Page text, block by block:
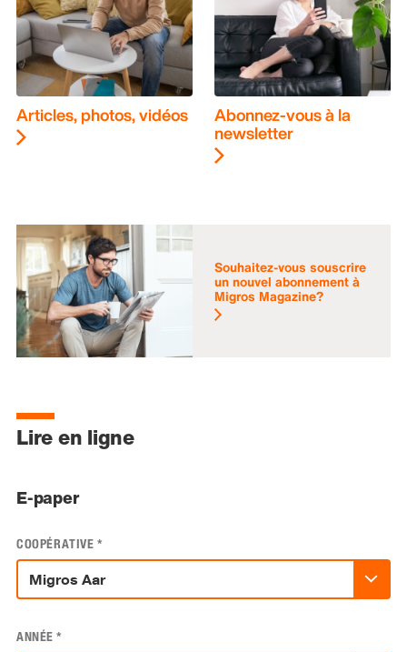
Articles, photos, vidéos Abonnez-vous à la
newsletter
Souhaitez-vous souscrire
un nouvel abonnement à
Migros Magazine?
Lire en ligne
E-paper
COOPÉRATIVE *
ANNÉE *